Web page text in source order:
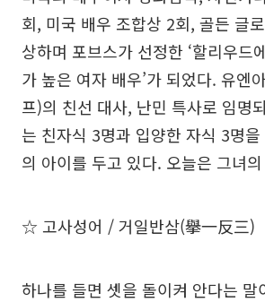
회, 미국 배우 조합상 2회, 골든 글
상하며 포브스가 선정한 ‘할리우드
가 높은 여자 배우’가 되었다. 유엔
프)의 친선 대사, 난민 특사로 임명
는 친자식 3명과 입양한 자식 3명
의 아이를 두고 있다. 오늘은 그녀
☆ 고사성어 / 거일반삼(擧一反三)
하나를 들면 셋을 돌이켜 안다는 말